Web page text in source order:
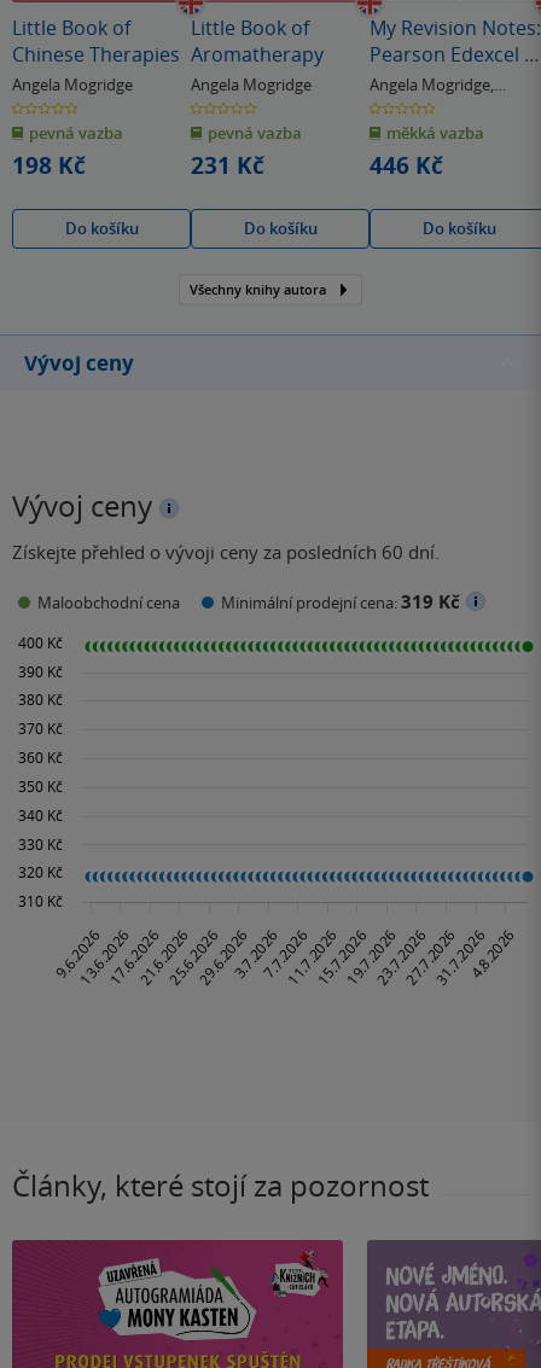
Little Book of
Chinese Therapies
Angela Mogridge
0.0
z
5
hvězdiček
pevná vazba
198 Kč
Do košíku
Little Book of
Aromatherapy
Angela Mogridge
0.0
z
5
hvězdiček
pevná vazba
231 Kč
Do košíku
My Revision Notes:
Pearson Edexcel A
Level Politics: US
Politics: Second
Edition
Angela Mogridge,
Anthony J Bennett
0.0
z
5
hvězdiček
měkká vazba
446 Kč
Do košíku
Všechny knihy autora
Vývoj ceny
Vývoj ceny
Získejte přehled o vývoji ceny za posledních 60 dní.
Maloobchodní cena Minimální prodejní cena:319 Kč
Články, které stojí za pozornost